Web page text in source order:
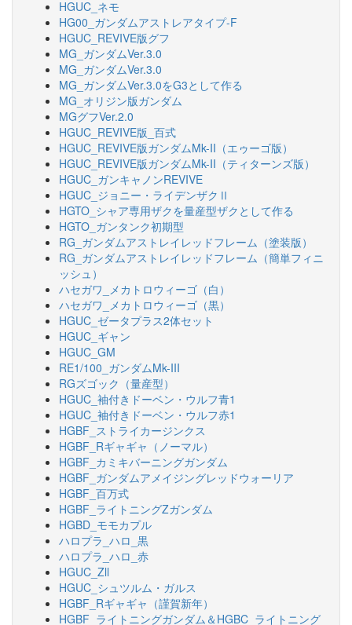
HGUC_ネモ
HG00_ガンダムアストレアタイプ-F
HGUC_REVIVE版グフ
MG_ガンダムVer.3.0
MG_ガンダムVer.3.0
MG_ガンダムVer.3.0をG3として作る
MG_オリジン版ガンダム
MGグフVer.2.0
HGUC_REVIVE版_百式
HGUC_REVIVE版ガンダムMk-II（エゥーゴ版）
HGUC_REVIVE版ガンダムMk-II（ティターンズ版）
HGUC_ガンキャノンREVIVE
HGUC_ジョニー・ライデンザクⅡ
HGTO_シャア専用ザクを量産型ザクとして作る
HGTO_ガンタンク初期型
RG_ガンダムアストレイレッドフレーム（塗装版）
RG_ガンダムアストレイレッドフレーム（簡単フィニ
ッシュ）
ハセガワ_メカトロウィーゴ（白）
ハセガワ_メカトロウィーゴ（黒）
HGUC_ゼータプラス2体セット
HGUC_ギャン
HGUC_GM
RE1/100_ガンダムMk-III
RGズゴック（量産型）
HGUC_袖付きドーベン・ウルフ青1
HGUC_袖付きドーベン・ウルフ赤1
HGBF_ストライカージンクス
HGBF_Rギャギャ（ノーマル）
HGBF_カミキバーニングガンダム
HGBF_ガンダムアメイジングレッドウォーリア
HGBF_百万式
HGBF_ライトニングZガンダム
HGBD_モモカプル
ハロプラ_ハロ_黒
ハロプラ_ハロ_赤
HGUC_Zll
HGUC_シュツルム・ガルス
HGBF_Rギャギャ（謹賀新年）
HGBF_ライトニングガンダム＆HGBC_ライトニング